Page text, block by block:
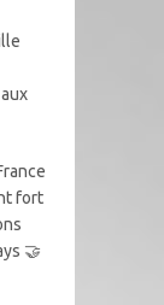
fort
🤝